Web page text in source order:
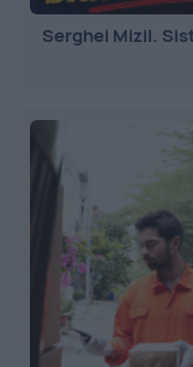
Serghei Mizil.